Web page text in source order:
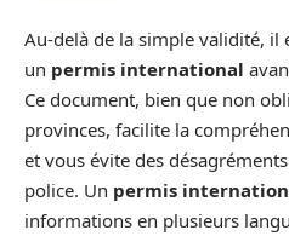
Au-delà de la simple validité, il
un permis international
Ce document, bien que non
provinces, facilite la
et vous évite des
police. Un permis
informations en plusieurs